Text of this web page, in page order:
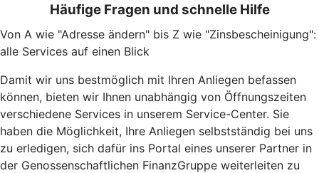
Häufige Fragen und schnelle Hilfe
Von A wie "Adresse ändern" bis Z wie "Zinsbescheinigung":
alle Services auf einen Blick
Damit wir uns bestmöglich mit Ihren Anliegen befassen
können, bieten wir Ihnen unabhängig von Öffnungszeiten
verschiedene Services in unserem Service-Center. Sie
haben die Möglichkeit, Ihre Anliegen selbstständig bei uns
zu erledigen, sich dafür ins Portal eines unserer Partner in
der Genossenschaftlichen FinanzGruppe weiterleiten zu